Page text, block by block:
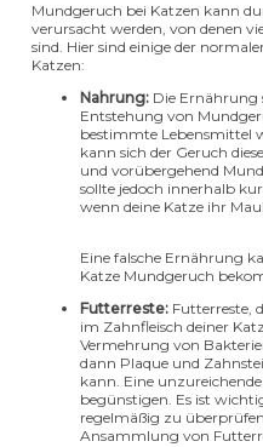
Mundgeruch bei Katzen kann
verursacht werden, von denen
sind. Hier sind einige der
Katzen:
Nahrung: Die Ernährung
Entstehung von
bestimmte Lebensmittel
kann sich der Geruch
und vorübergehend
sollte jedoch innerhalb
wenn deine Katze ihr
Eine falsche Ernährung
Katze Mundgeruch
Futterreste: Futterreste,
im Zahnfleisch deiner
Vermehrung von
dann Plaque und
kann. Eine
begünstigen. Es ist
regelmäßig zu
Ansammlung von